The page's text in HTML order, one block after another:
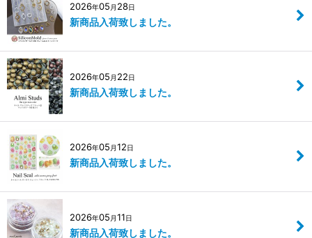
2026年05 月 28日
新商品入荷致しました。
2026年05 月 22日
新商品入荷致しました。
2026年05 月12日
新商品入荷致しました。
2026年05 月11日
新商品入荷致しました。